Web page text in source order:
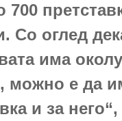
700
Со оглед
има
можно е да
и за него“,